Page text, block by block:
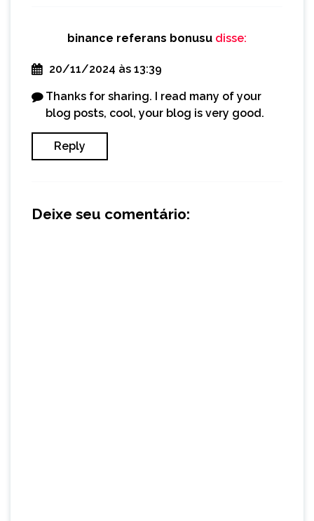
binance referans bonusu disse:
20/11/2024 às 13:39
Thanks for sharing. I read many of your
blog posts, cool, your blog is very good.
Reply
Deixe seu comentário: